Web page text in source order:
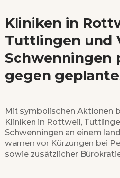
Kliniken in
Tuttlingen und
Schwenningen
gegen
Mit symbolischen Aktionen
Kliniken in Rottweil,
Schwenningen an einem
warnen vor Kürzungen bei
sowie zusätzlicher